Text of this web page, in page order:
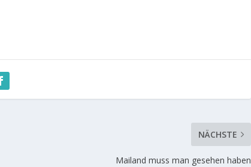
NÄCHSTE
Mailand muss man gesehen haben